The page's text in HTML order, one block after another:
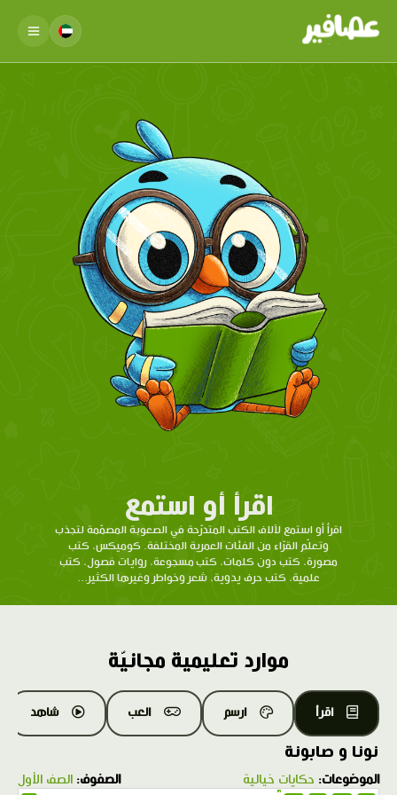
اقرأ أو استمع
اقرأ أو استمع لآلاف الكتب المتدرّحة في الصعوبة المصمّمة لتجذب
وتعلّم القرّاء من الفئات العمرية المختلفة. كوميكس، كتب
مصورة، كتب دون كلمات، كتب مسجوعة، روايات فصول، كتب
علمية، كتب حرف يدوية، شعر وخواطر وغيرها الكثير...
موارد تعليمية مجانيّة
اقرأ ارسم العب شاهد
نونا و صابونة
الموضوعات: حكايات خيالية الصفوف: الصف الأول
1.0X